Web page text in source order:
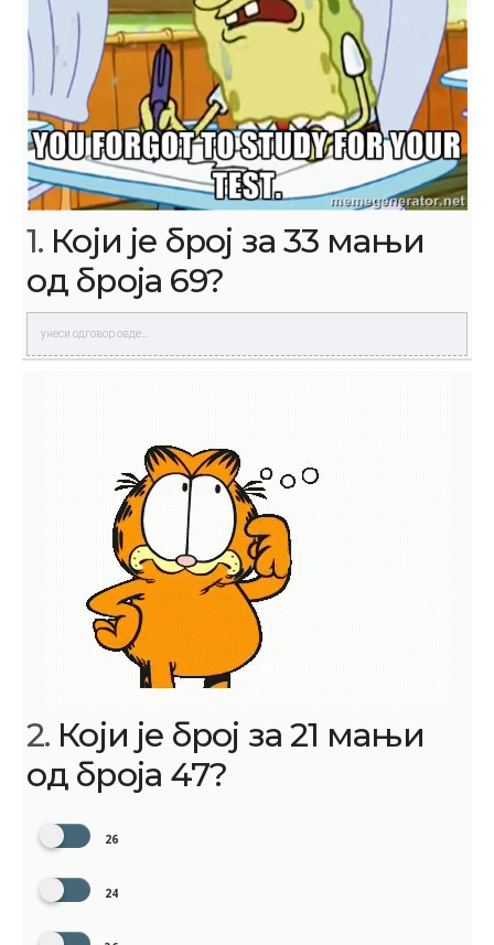
1. Који је број за 33 мањи
од броја 69?
2. Који је број за 21 мањи
од броја 47?
26
24